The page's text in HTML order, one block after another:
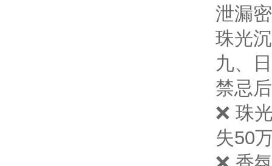
泄漏
珠光
九、
禁忌
❌ 珠
失50